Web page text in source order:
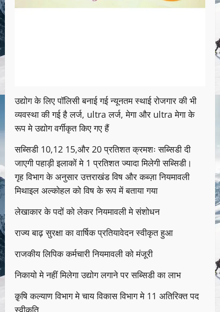
उद्योग के लिए पॉलिसी बनाई गई न्यूनतम स्थाई रोजगार की भी
व्यवस्था की गई है लर्ज, ultra लर्ज, मेगा और ultra मेगा के
रूप मे उद्योग वर्गीकृत किए गए हैं
सब्सिडी 10,12 15,और 20 प्रतिशत क्रमशः सब्सिडी दी
जाएगी पहाड़ी इलाकों मे 1 प्रतिशत ज्यादा मिलेगी सब्सिडी।
गृह विभाग के अनुसार उत्तराखंड विष और कब्ज़ा नियमावली
मिथाइल अल्कोहल को विष के रूप में बताया गया
लेखाकार के पदों को लेकर नियमावली मे संशोधन
राज्य बाढ़ सुरक्षा का वार्षिक प्रतियावेदन स्वीकृत हुआ
राजकीय लिपिक कर्मचारी नियमावली को मंजूरी
निकायो मे नहीं मिलेगा उद्योग लगाने पर सब्सिडी का लाभ
क़ृषि कल्याण विभाग मे चाय विकास विभाग मे 11 अतिरिक्त पद
स्वीकृति